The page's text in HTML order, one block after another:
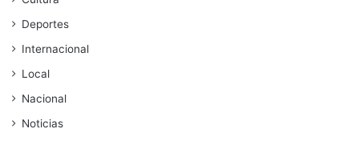
Deportes
Internacional
Local
Nacional
Noticias